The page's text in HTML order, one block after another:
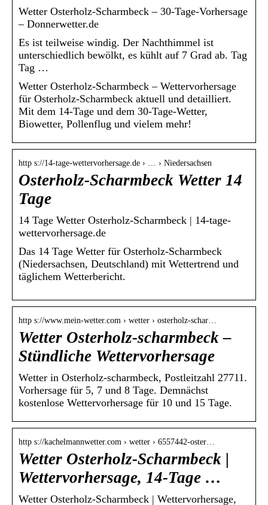
Wetter Osterholz-Scharmbeck – 30-Tage-Vorhersage
– Donnerwetter.de
Es ist teilweise windig. Der Nachthimmel ist
unterschiedlich bewölkt, es kühlt auf 7 Grad ab. Tag
Tag …
Wetter Osterholz-Scharmbeck – Wettervorhersage
für Osterholz-Scharmbeck aktuell und detailliert.
Mit dem 14-Tage und dem 30-Tage-Wetter,
Biowetter, Pollenflug und vielem mehr!
http s://14-tage-wettervorhersage.de › … › Niedersachsen
Osterholz-Scharmbeck Wetter 14
Tage
14 Tage Wetter Osterholz-Scharmbeck | 14-tage-
wettervorhersage.de
Das 14 Tage Wetter für Osterholz-Scharmbeck
(Niedersachsen, Deutschland) mit Wettertrend und
täglichem Wetterbericht.
http s://www.mein-wetter.com › wetter › osterholz-schar…
Wetter Osterholz-scharmbeck –
Stündliche Wettervorhersage
Wetter in Osterholz-scharmbeck, Postleitzahl 27711.
Vorhersage für 5, 7 und 8 Tage. Demnächst
kostenlose Wettervorhersage für 10 und 15 Tage.
http s://kachelmannwetter.com › wetter › 6557442-oster…
Wetter Osterholz-Scharmbeck |
Wettervorhersage, 14-Tage …
Wetter Osterholz-Scharmbeck | Wettervorhersage,